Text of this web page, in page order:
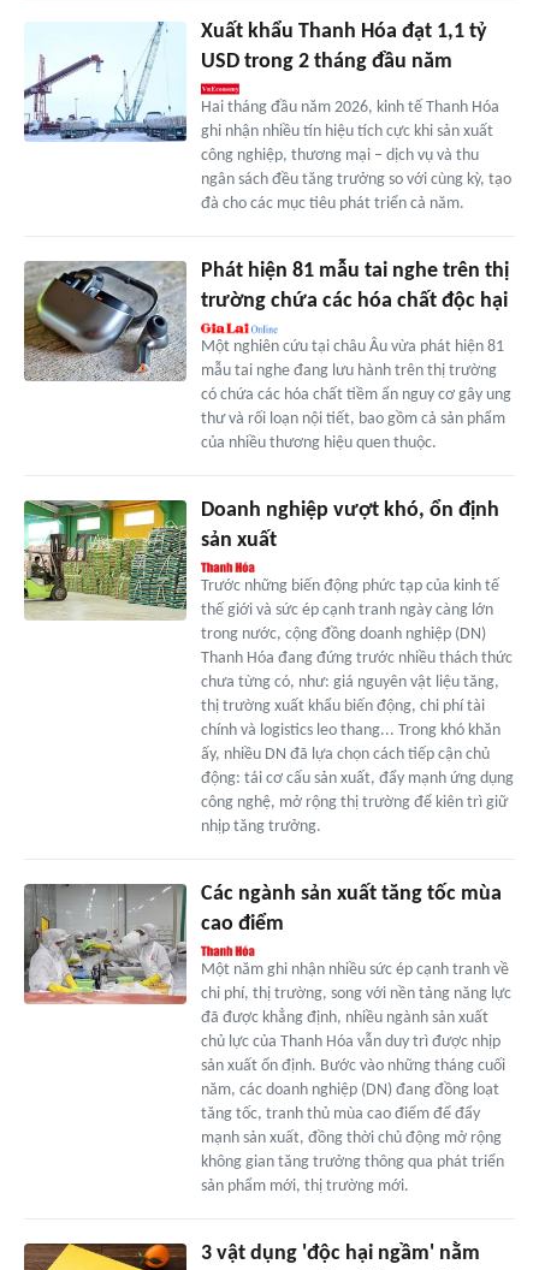
Xuất khẩu Thanh Hóa đạt 1,1 tỷ
USD trong 2 tháng đầu năm
Hai tháng đầu năm 2026, kinh tế Thanh Hóa
ghi nhận nhiều tín hiệu tích cực khi sản xuất
công nghiệp, thương mại – dịch vụ và thu
ngân sách đều tăng trưởng so với cùng kỳ, tạo
đà cho các mục tiêu phát triển cả năm.
Phát hiện 81 mẫu tai nghe trên thị
trường chứa các hóa chất độc hại
Một nghiên cứu tại châu Âu vừa phát hiện 81
mẫu tai nghe đang lưu hành trên thị trường
có chứa các hóa chất tiềm ẩn nguy cơ gây ung
thư và rối loạn nội tiết, bao gồm cả sản phẩm
của nhiều thương hiệu quen thuộc.
Doanh nghiệp vượt khó, ổn định
sản xuất
Trước những biến động phức tạp của kinh tế
thế giới và sức ép cạnh tranh ngày càng lớn
trong nước, cộng đồng doanh nghiệp (DN)
Thanh Hóa đang đứng trước nhiều thách thức
chưa từng có, như: giá nguyên vật liệu tăng,
thị trường xuất khẩu biến động, chi phí tài
chính và logistics leo thang... Trong khó khăn
ấy, nhiều DN đã lựa chọn cách tiếp cận chủ
động: tái cơ cấu sản xuất, đẩy mạnh ứng dụng
công nghệ, mở rộng thị trường để kiên trì giữ
nhịp tăng trưởng.
Các ngành sản xuất tăng tốc mùa
cao điểm
Một năm ghi nhận nhiều sức ép cạnh tranh về
chi phí, thị trường, song với nền tảng năng lực
đã được khẳng định, nhiều ngành sản xuất
chủ lực của Thanh Hóa vẫn duy trì được nhịp
sản xuất ổn định. Bước vào những tháng cuối
năm, các doanh nghiệp (DN) đang đồng loạt
tăng tốc, tranh thủ mùa cao điểm để đẩy
mạnh sản xuất, đồng thời chủ động mở rộng
không gian tăng trưởng thông qua phát triển
sản phẩm mới, thị trường mới.
3 vật dụng 'độc hại ngầm' nằm